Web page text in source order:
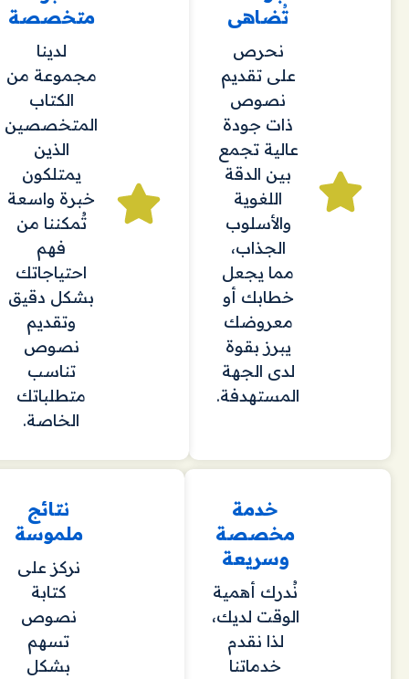
تُضاهى
نحرص
على تقديم
نصوص
ذات جودة
عالية تجمع
بين الدقة
اللغوية
والأسلوب
الجذاب،
مما يجعل
خطابك أو
معروضك
يبرز بقوة
لدى الجهة
المستهدفة.
متخصصة
لدينا
مجموعة من
الكتاب
المتخصصين
الذين
يمتلكون
خبرة واسعة
تُمكننا من
فهم
احتياجاتك
بشكل دقيق
وتقديم
نصوص
تناسب
متطلباتك
الخاصة.
خدمة
مخصصة
وسريعة
نُدرك أهمية
الوقت لديك،
لذا نقدم
خدماتنا
نتائج
ملموسة
نركز على
كتابة
نصوص
تسهم
بشكل